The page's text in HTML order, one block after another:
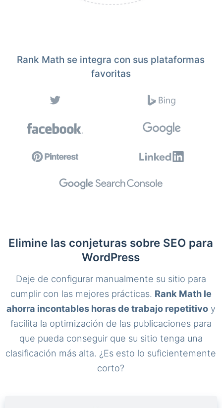
Rank Math se integra con sus plataformas
favoritas
Elimine las conjeturas sobre SEO para
WordPress
Deje de configurar manualmente su sitio para
cumplir con las mejores prácticas. Rank Math le
ahorra incontables horas de trabajo repetitivoy
facilita la optimización de las publicaciones para
que pueda conseguir que su sitio tenga una
clasificación más alta. ¿Es esto lo suficientemente
corto?